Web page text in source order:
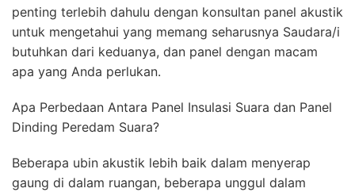
penting terlebih dahulu dengan konsultan panel akustik
untuk mengetahui yang memang seharusnya Saudara/i
butuhkan dari keduanya, dan panel dengan macam
apa yang Anda perlukan.
Apa Perbedaan Antara Panel Insulasi Suara dan Panel
Dinding Peredam Suara?
Beberapa ubin akustik lebih baik dalam menyerap
gaung di dalam ruangan, beberapa unggul dalam